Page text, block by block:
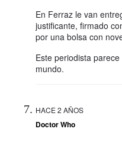
En Ferraz le van
justificante, firmado
por una bolsa con
Este periodista
mundo.
HACE 2 AÑOS
Doctor Who